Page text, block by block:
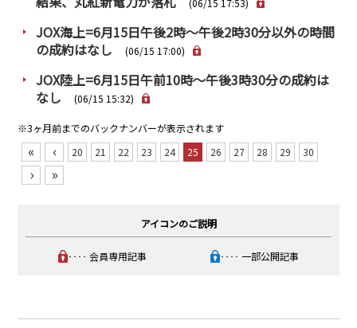
(06/15 17:53)
JOX海上=6月15日午後2時～午後2時30分以外の時間
の成約はなし
(06/15 17:00)
JOX陸上=6月15日午前10時～午後3時30分の成約は
なし
(06/15 15:32)
※3ヶ月前までのバックナンバーが表示されます
« ‹ 20 21 22 23 24 25 26 27 28 29 30
› »
アイコンのご説明
‥‥ 会員専用記事 ‥‥ 一部公開記事